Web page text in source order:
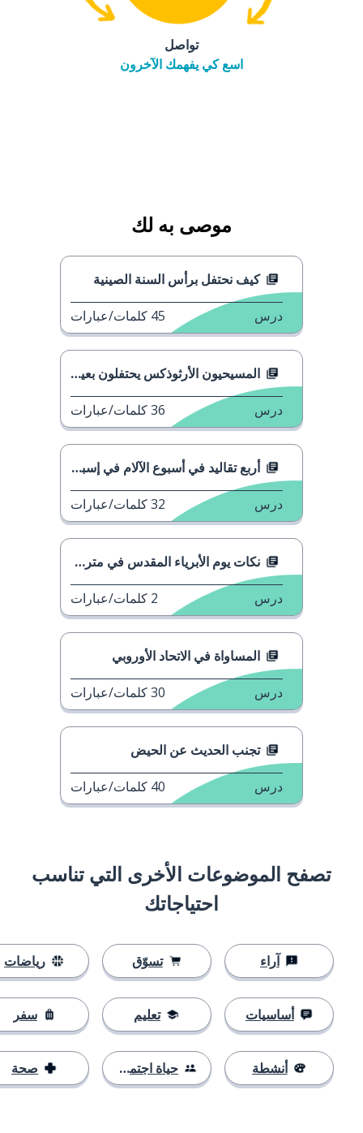
تواصل
اسع كي يفهمك الآخرون
موصى به لك
كيف نحتفل برأس السنة الصينية
درس 45 كلمات/عبارات
المسيحيون الأرثوذكس يحتفلون بعيد الفصح
درس 36كلمات/عبارات
أربع تقاليد في أسبوع الآلام في إسبانيا
درس 32كلمات/عبارات
نكات يوم الأبرياء المقدس في مترو مدريد
درس 2 كلمات/عبارات
المساواة في الاتحاد الأوروبي
درس 30كلمات/عبارات
تجنب الحديث عن الحيض
درس 40 كلمات/عبارات
تصفح الموضوعات الأخرى التي تناسب
احتياجاتك
آراء
أساسيات
أنشطة
تسوّق
تعليم
حياة اجتماعية
رياضات
سفر
صحة